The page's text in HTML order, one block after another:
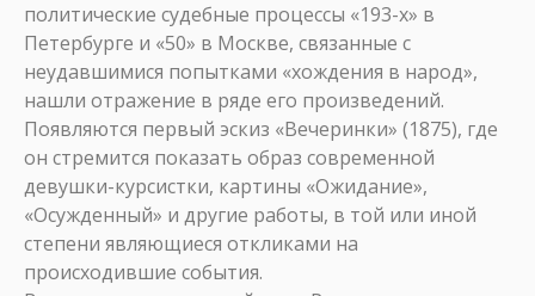
политические судебные процессы «193-х» в
Петербурге и «50» в Москве, связанные с
неудавшимися попытками «хождения в народ»,
нашли отражение в ряде его произведений.
Появляются первый эскиз «Вечеринки» (1875), где
он стремится показать образ современной
девушки-курсистки, картины «Ожидание»,
«Осужденный» и другие работы, в той или иной
степени являющиеся откликами на
происходившие события.